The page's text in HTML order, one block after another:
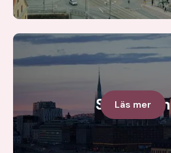
Stockholm
Läs mer